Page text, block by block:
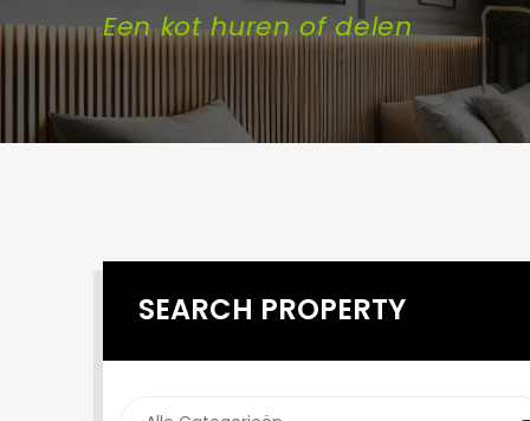
Een kot huren of delen
SEARCH PROPERTY